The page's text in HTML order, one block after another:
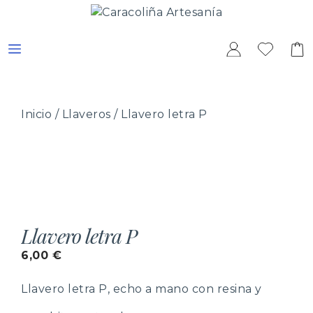
contenido
MENÚ
Inicio / Llaveros / Llavero letra P
Llavero letra P
6,00 €
Llavero letra P, echo a mano con resina y